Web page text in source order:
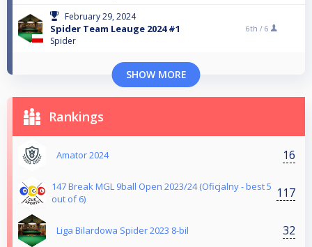
February 29, 2024
Spider Team Leauge 2024 #1
Spider
6th / 6
SHOW MORE
Rankings
Amator 2024 16
147 Break MGL 9ball Open 2023/24 (Oficjalny - best 5
out of 6)
117
Liga Bilardowa Spider 2023 8-bil 32